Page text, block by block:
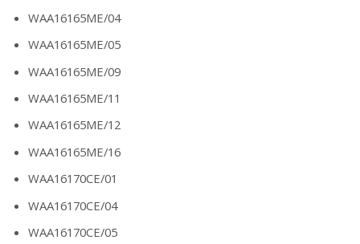
WAA16165ME/04
WAA16165ME/05
WAA16165ME/09
WAA16165ME/11
WAA16165ME/12
WAA16165ME/16
WAA16170CE/01
WAA16170CE/04
WAA16170CE/05